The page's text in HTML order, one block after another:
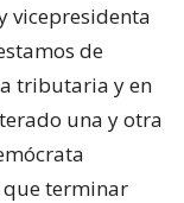
vicepresidenta
de
tributaria y en
una y otra
terminar